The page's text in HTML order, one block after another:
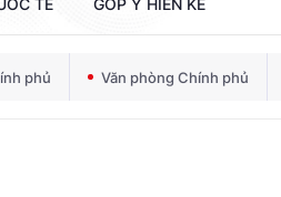
TẾ GÓP Ý HIẾN KẾ
phủ Văn phòng Chính phủ